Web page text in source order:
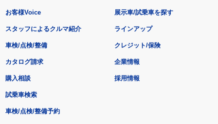
お客様Voice
スタッフによるクルマ紹介
展示車/試乗車を探す
ラインアップ
車検/点検/整備 クレジット/保険
カタログ請求
購入相談
試乗車検索
車検/点検/整備予約
企業情報
採用情報